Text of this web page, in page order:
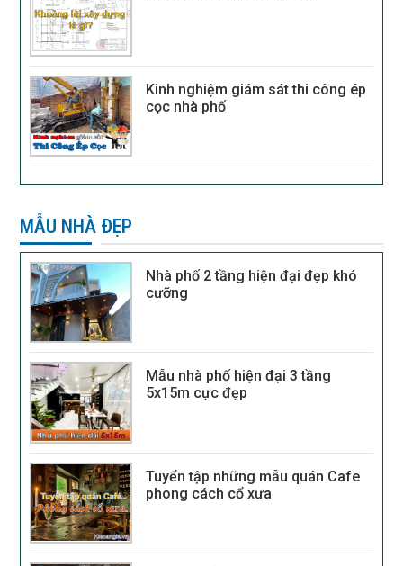
Kinh nghiệm giám sát thi công ép
cọc nhà phố
MẪU NHÀ ĐẸP
Nhà phố 2 tầng hiện đại đẹp khó
cưỡng
Mẫu nhà phố hiện đại 3 tầng
5x15m cực đẹp
Tuyển tập những mẫu quán Cafe
phong cách cổ xưa